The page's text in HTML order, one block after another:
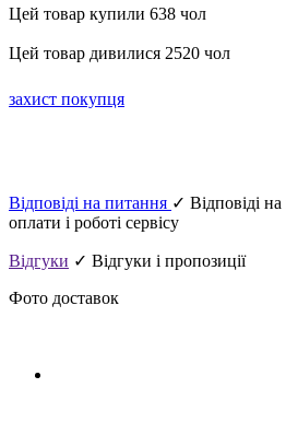
Цей товар купили 638 чол
Цей товар дивилися 2520 чол
захист покупця
Відповіді на питання ✓ Відповіді
оплати і роботі сервісу
Відгуки ✓ Відгуки і пропозиції
Фото доставок